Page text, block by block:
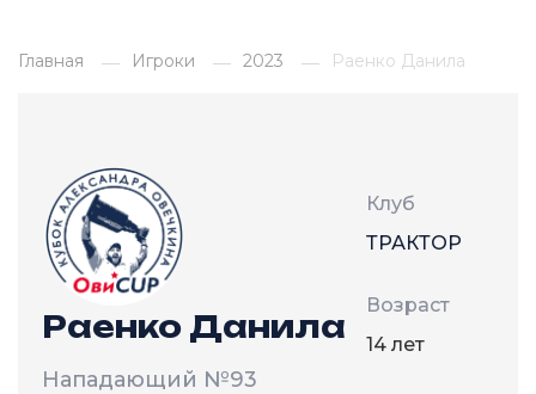
Главная Игроки 2023 Раенко Данила
Раенко Данила
Нападающий №93
Клуб
ТРАКТОР
Возраст
14 лет